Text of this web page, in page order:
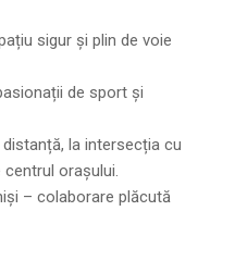
sigur și plin de voie
de sport și
la intersecția cu
orașului.
– colaborare plăcută